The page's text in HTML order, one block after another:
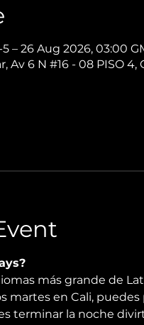
– 26 Aug 2026, 03:00
Av 6 N #16 - 08 PISO
más grande de
martes en Cali,
terminar la noche